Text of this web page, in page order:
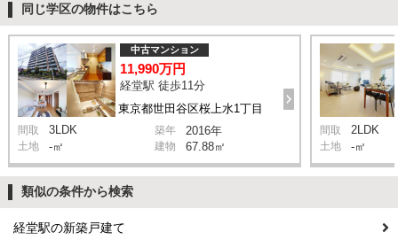
同じ学区の物件はこちら
東京都世田谷区桜上水1丁目
中古マンション
11,990万円
経堂駅 徒歩11分
間取 3LDK 築年 2016年
土地 -㎡ 建物 67.88㎡
間取 2LDK
土地 -㎡
類似の条件から検索
経堂駅の新築戸建て